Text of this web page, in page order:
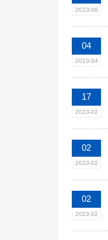
2023-06
04
2023-04
17
2023-02
02
2023-02
02
2023-02